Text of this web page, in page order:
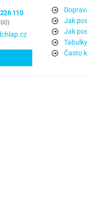
110
Jak
Jak
Často